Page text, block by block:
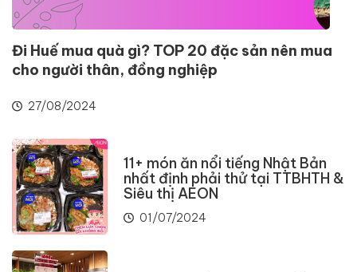
Đi Huế mua quà gì? TOP 20 đặc sản nên mua
cho người thân, đồng nghiệp
27/08/2024
11+ món ăn nổi tiếng Nhật Bản
nhất định phải thử tại TTBHTH &
Siêu thị AEON
01/07/2024